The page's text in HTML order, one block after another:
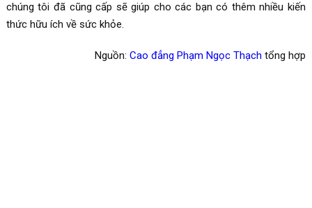
chúng tôi đã cũng cấp sẽ giúp cho các bạn có thêm nhiều kiến
thức hữu ích về sức khỏe.
Nguồn:Cao đẳng Phạm Ngọc Thạch tổng hợp